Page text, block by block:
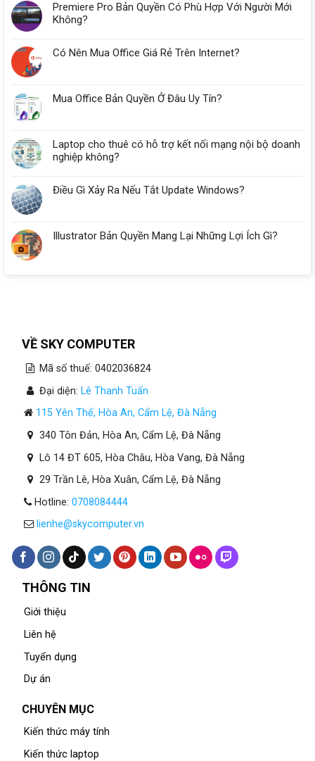
Tại
Bao
Premiere Pro Bản Quyền Có Phù Hợp Với Người Mới
Không?
Có Nên Mua Office Giá Rẻ Trên Internet?
Mua Office Bản Quyền Ở Đâu Uy Tín?
Laptop cho thuê có hỗ trợ kết nối mạng nội bộ doanh
nghiệp không?
Điều Gì Xảy Ra Nếu Tắt Update Windows?
Illustrator Bản Quyền Mang Lại Những Lợi Ích Gì?
VỀ SKY COMPUTER
Mã số thuế: 0402036824
Đại diện: Lê Thanh Tuấn
115 Yên Thế, Hòa An, Cẩm Lệ, Đà Nẵng
340 Tôn Đản, Hòa An, Cẩm Lệ, Đà Nẵng
Lô 14 ĐT 605, Hòa Châu, Hòa Vang, Đà Nẵng
29 Trần Lê, Hòa Xuân, Cẩm Lệ, Đà Nẵng
Hotline: 0708084444
lienhe@skycomputer.vn
THÔNG TIN
Giới thiệu
Liên hệ
Tuyển dụng
Dự án
CHUYÊN MỤC
Kiến thức máy tính
Kiến thức laptop